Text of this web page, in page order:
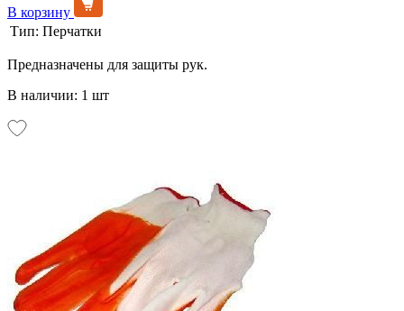
В корзину
Тип: Перчатки
Предназначены для защиты рук.
В наличии: 1 шт